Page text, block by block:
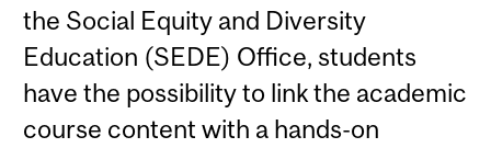
the Social Equity and Diversity
Education (SEDE) Office, students
have the possibility to link the academic
course content with a hands-on